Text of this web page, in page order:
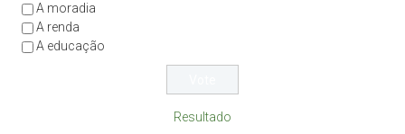
A moradia
A renda
A educação
Resultado